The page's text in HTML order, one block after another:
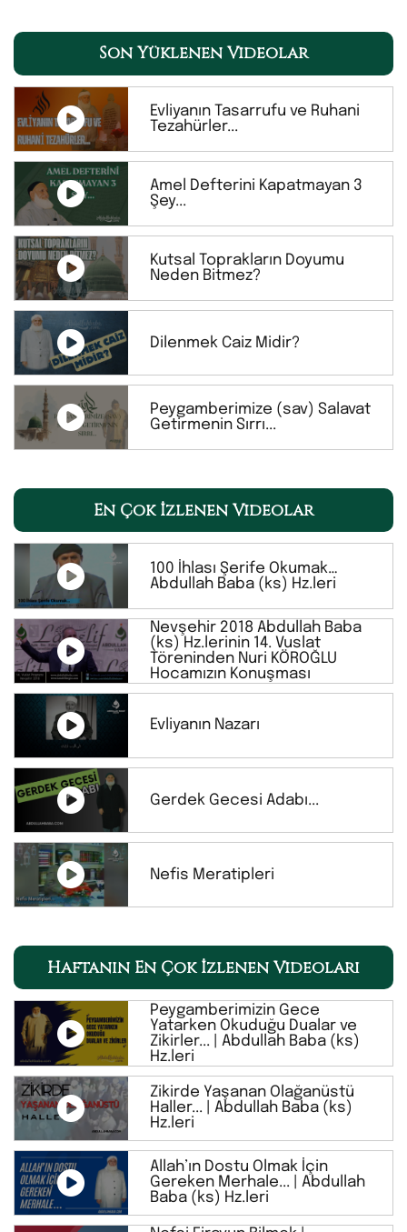
Son Yüklenen Videolar
Evliyanın Tasarrufu ve Ruhani
Tezahürler...
Amel Defterini Kapatmayan 3
Şey...
Kutsal Toprakların Doyumu
Neden Bitmez?
Dilenmek Caiz Midir?
Peygamberimize (sav) Salavat
Getirmenin Sırrı...
En Çok İzlenen Videolar
100 İhlası Şerife Okumak…
Abdullah Baba (ks) Hz.leri
Nevşehir 2018 Abdullah Baba
(ks) Hz.lerinin 14. Vuslat
Töreninden Nuri KÖROĞLU
Hocamızın Konuşması
Evliyanın Nazarı
Gerdek Gecesi Adabı...
Nefis Meratipleri
Haftanın En Çok İzlenen Videoları
Peygamberimizin Gece
Yatarken Okuduğu Dualar ve
Zikirler... | Abdullah Baba (ks)
Hz.leri
Zikirde Yaşanan Olağanüstü
Haller... | Abdullah Baba (ks)
Hz.leri
Allah’ın Dostu Olmak İçin
Gereken Merhale... | Abdullah
Baba (ks) Hz.leri